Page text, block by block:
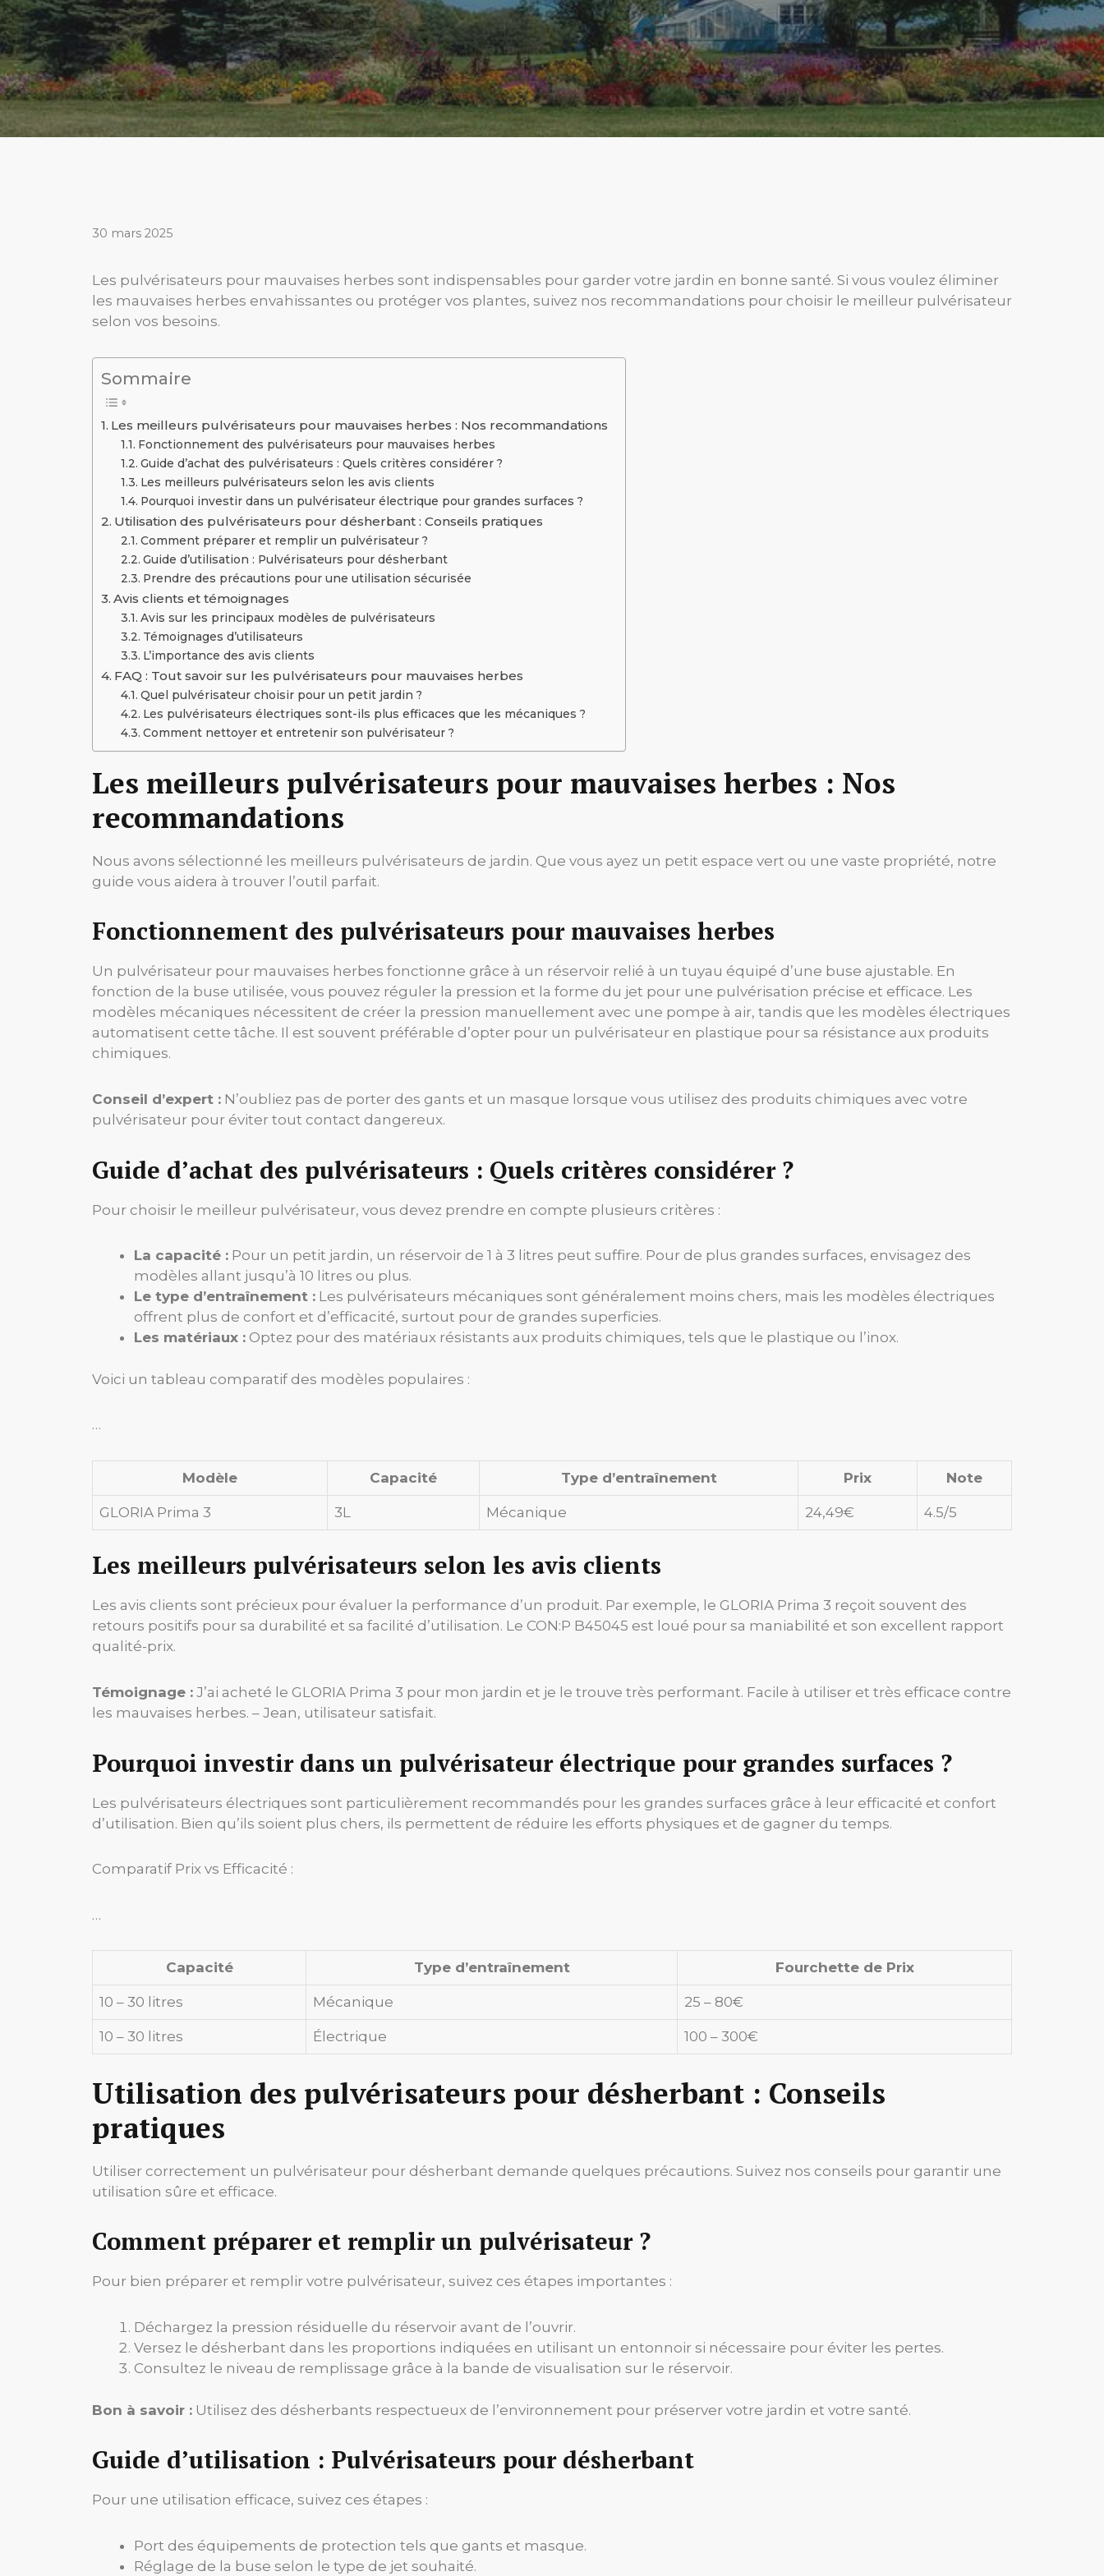
30 mars 2025
Les pulvérisateurs pour mauvaises herbes sont indispensables pour garder votre jardin en bonne santé. Si vous voulez éliminer
les mauvaises herbes envahissantes ou protéger vos plantes, suivez nos recommandations pour choisir le meilleur pulvérisateur
selon vos besoins.
Sommaire
Les meilleurs pulvérisateurs pour mauvaises herbes : Nos recommandations
Fonctionnement des pulvérisateurs pour mauvaises herbes
Guide d’achat des pulvérisateurs : Quels critères considérer ?
Les meilleurs pulvérisateurs selon les avis clients
Pourquoi investir dans un pulvérisateur électrique pour grandes surfaces ?
Utilisation des pulvérisateurs pour désherbant : Conseils pratiques
Comment préparer et remplir un pulvérisateur ?
Guide d’utilisation : Pulvérisateurs pour désherbant
Prendre des précautions pour une utilisation sécurisée
Avis clients et témoignages
Avis sur les principaux modèles de pulvérisateurs
Témoignages d’utilisateurs
L’importance des avis clients
FAQ : Tout savoir sur les pulvérisateurs pour mauvaises herbes
Quel pulvérisateur choisir pour un petit jardin ?
Les pulvérisateurs électriques sont-ils plus efficaces que les mécaniques ?
Comment nettoyer et entretenir son pulvérisateur ?
Les meilleurs pulvérisateurs pour mauvaises herbes : Nos
recommandations
Nous avons sélectionné les meilleurs pulvérisateurs de jardin. Que vous ayez un petit espace vert ou une vaste propriété, notre
guide vous aidera à trouver l’outil parfait.
Fonctionnement des pulvérisateurs pour mauvaises herbes
Un pulvérisateur pour mauvaises herbes fonctionne grâce à un réservoir relié à un tuyau équipé d’une buse ajustable. En
fonction de la buse utilisée, vous pouvez réguler la pression et la forme du jet pour une pulvérisation précise et efficace. Les
modèles mécaniques nécessitent de créer la pression manuellement avec une pompe à air, tandis que les modèles électriques
automatisent cette tâche. Il est souvent préférable d’opter pour un pulvérisateur en plastique pour sa résistance aux produits
chimiques.
Conseil d’expert : N’oubliez pas de porter des gants et un masque lorsque vous utilisez des produits chimiques avec votre
pulvérisateur pour éviter tout contact dangereux.
Guide d’achat des pulvérisateurs : Quels critères considérer ?
Pour choisir le meilleur pulvérisateur, vous devez prendre en compte plusieurs critères :
La capacité : Pour un petit jardin, un réservoir de 1 à 3 litres peut suffire. Pour de plus grandes surfaces, envisagez des
modèles allant jusqu’à 10 litres ou plus.
Le type d’entraînement : Les pulvérisateurs mécaniques sont généralement moins chers, mais les modèles électriques
offrent plus de confort et d’efficacité, surtout pour de grandes superficies.
Les matériaux : Optez pour des matériaux résistants aux produits chimiques, tels que le plastique ou l’inox.
Voici un tableau comparatif des modèles populaires :
…
Modèle Capacité Type d’entraînement Prix Note
GLORIA Prima 3 3L Mécanique 24,49€ 4.5/5
Les meilleurs pulvérisateurs selon les avis clients
Les avis clients sont précieux pour évaluer la performance d’un produit. Par exemple, le GLORIA Prima 3 reçoit souvent des
retours positifs pour sa durabilité et sa facilité d’utilisation. Le CON:P B45045 est loué pour sa maniabilité et son excellent rapport
qualité-prix.
Témoignage : J’ai acheté le GLORIA Prima 3 pour mon jardin et je le trouve très performant. Facile à utiliser et très efficace contre
les mauvaises herbes. – Jean, utilisateur satisfait.
Pourquoi investir dans un pulvérisateur électrique pour grandes surfaces ?
Les pulvérisateurs électriques sont particulièrement recommandés pour les grandes surfaces grâce à leur efficacité et confort
d’utilisation. Bien qu’ils soient plus chers, ils permettent de réduire les efforts physiques et de gagner du temps.
Comparatif Prix vs Efficacité :
…
Capacité Type d’entraînement Fourchette de Prix
10 – 30 litres Mécanique 25 – 80€
10 – 30 litres Électrique 100 – 300€
Utilisation des pulvérisateurs pour désherbant : Conseils
pratiques
Utiliser correctement un pulvérisateur pour désherbant demande quelques précautions. Suivez nos conseils pour garantir une
utilisation sûre et efficace.
Comment préparer et remplir un pulvérisateur ?
Pour bien préparer et remplir votre pulvérisateur, suivez ces étapes importantes :
Déchargez la pression résiduelle du réservoir avant de l’ouvrir.
Versez le désherbant dans les proportions indiquées en utilisant un entonnoir si nécessaire pour éviter les pertes.
Consultez le niveau de remplissage grâce à la bande de visualisation sur le réservoir.
Bon à savoir : Utilisez des désherbants respectueux de l’environnement pour préserver votre jardin et votre santé.
Guide d’utilisation : Pulvérisateurs pour désherbant
Pour une utilisation efficace, suivez ces étapes :
Port des équipements de protection tels que gants et masque.
Réglage de la buse selon le type de jet souhaité.